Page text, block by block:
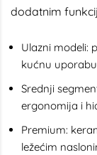
dodatnim
Ulazni modeli:
kućnu
Srednji
ergonomija i
Premium:
ležećim